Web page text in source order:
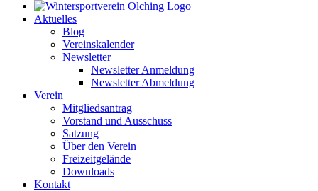
Aktuelles
Blog
Vereinskalender
Newsletter
Newsletter Anmeldung
Newsletter Abmeldung
Verein
Mitgliedsantrag
Vorstand und Ausschuss
Satzung
Über den Verein
Freizeitgelände
Downloads
Kontakt